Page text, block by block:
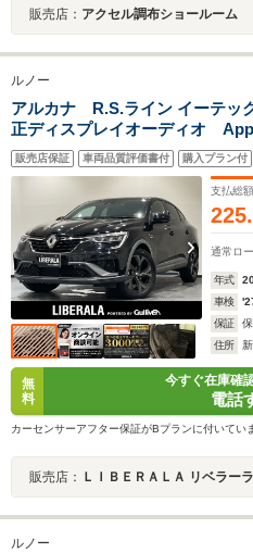
販売店： アクセル調布ショールーム
ルノー
アルカナ R.S.ライン イーテッ
正ディスプレイオーディオ
Autoワイヤレス充電 ステアリ
ーター パワーシート 360°カメ
き) アダプティブクルーズコ
販売店保証 車両品質評価書付 購入プラン付
支払総額
225.
通常ロ
年式
車検
保証
住所
無
料
今すぐ在庫確
電話
カーセンサーアフター保証がBプランに付いてい
販売店： ＬＩＢＥＲＡＬＡ リベラー
ルノー